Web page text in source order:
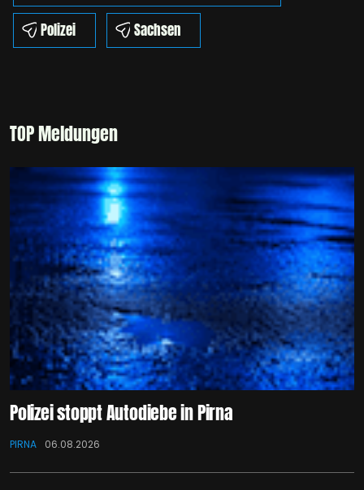
Polizei
Sachsen
TOP Meldungen
Polizei stoppt Autodiebe in Pirna
PIRNA 06.08.2026